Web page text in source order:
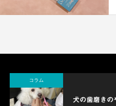
コラム
犬の歯磨きの